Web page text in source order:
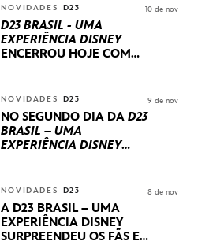
NOVIDADES D23
D23 BRASIL - UMA
EXPERIÊNCIA DISNEY
ENCERROU HOJE COM
INTERNACIONAIS E
PRODUÇÕES BRASILEIRAS
10 de nov
NOVIDADES D23
NO SEGUNDO DIA DA D23
BRASIL – UMA
EXPERIÊNCIA DISNEY
STUDIOS REVELARAM
PRÉVIAS E NOVIDADES
DOS SEUS PRÓXIMOS
LANÇAMENTOS
9 de nov
NOVIDADES D23
A D23 BRASIL – UMA
EXPERIÊNCIA DISNEY
SURPREENDEU OS FÃS EM
8 de nov